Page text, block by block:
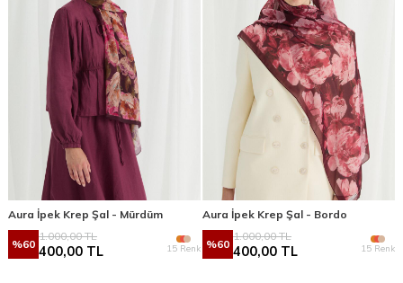
Aura İpek Krep Şal - Mürdüm
%60
1.000,00TL
400,00 TL 15 Renk
Aura İpek Krep Şal - Bordo
%60
1.000,00TL
400,00 TL 15 Renk